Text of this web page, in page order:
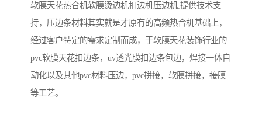
软膜天花热合机软膜烫边机扣边机压边机,提供技术支
持，压边条材料其实就是才原有的高频热合机基础上，
经过客户特定的需求定制而成，于软膜天花装饰行业的
pvc软膜天花扣边条，uv透光膜扣边条包边，焊接一体自
动化以及其他pvc材料压边，pvc拼接，软膜拼接，接膜
等工艺。